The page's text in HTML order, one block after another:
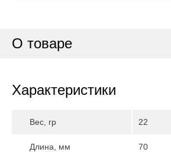
О товаре
Характеристики
Вес, гр 22
Длина, мм 70